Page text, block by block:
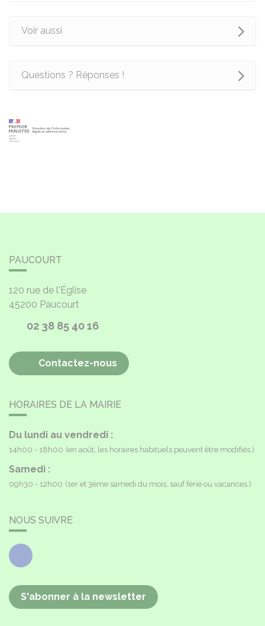
Voir aussi
Questions ? Réponses !
PAUCOURT
120 rue de l'Église
45200 Paucourt
02 38 85 40 16
Contactez-nous
HORAIRES DE LA MAIRIE
Du lundi au vendredi :
14h00 - 18h00 (en août, les horaires habituels peuvent être modifiés.)
Samedi :
09h30 - 12h00 (1er et 3ème samedi du mois, sauf férié ou vacances.)
NOUS SUIVRE
Facebook
S'abonner à la newsletter